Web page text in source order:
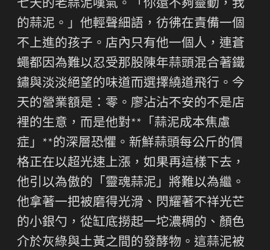
七天的老蒜泥嘆氣。「你還不夠靈動，我
的蒜泥。」他輕聲細語，彷彿在責備一個
不上進的孩子。店內只有他一個人，連蒼
蠅都因為難以忍受那股陳年蒜頭混合著鐵
鏽與淡淡絕望的味道而選擇繞道飛行。今
天的營業額是：零。廖沾沾不安的不是店
裡的生意，而是他對**「蒜泥成本焦慮
症」**的深層恐懼。新鮮蒜頭每公斤的價
格正在以超光速上漲，如果再這樣下去，
他引以為傲的「靈魂蒜泥」將難以為繼。
他拿著一把被磨得光滑、閃耀著不祥光芒
的小銀勺，從缸底撈起一坨濃稠的、顏色
介於灰綠與土黃之間的發酵物。這蒜泥被